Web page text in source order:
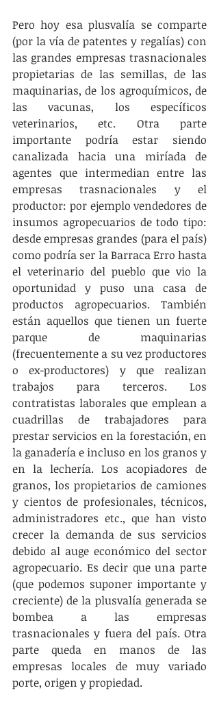
Pero hoy esa plusvalía se comparte
(por la vía de patentes y regalías) con
las grandes empresas trasnacionales
propietarias de las semillas, de las
maquinarias, de los agroquímicos, de
las vacunas, los específicos
veterinarios, etc. Otra parte
importante podría estar siendo
canalizada hacia una miríada de
agentes que intermedian entre las
empresas trasnacionales y el
productor: por ejemplo vendedores de
insumos agropecuarios de todo tipo:
desde empresas grandes (para el país)
como podría ser la Barraca Erro hasta
el veterinario del pueblo que vio la
oportunidad y puso una casa de
productos agropecuarios. También
están aquellos que tienen un fuerte
parque de maquinarias
(frecuentemente a su vez productores
o ex-productores) y que realizan
trabajos para terceros. Los
contratistas laborales que emplean a
cuadrillas de trabajadores para
prestar servicios en la forestación, en
la ganadería e incluso en los granos y
en la lechería. Los acopiadores de
granos, los propietarios de camiones
y cientos de profesionales, técnicos,
administradores etc., que han visto
crecer la demanda de sus servicios
debido al auge económico del sector
agropecuario. Es decir que una parte
(que podemos suponer importante y
creciente) de la plusvalía generada se
bombea a las empresas
trasnacionales y fuera del país. Otra
parte queda en manos de las
empresas locales de muy variado
porte, origen y propiedad.